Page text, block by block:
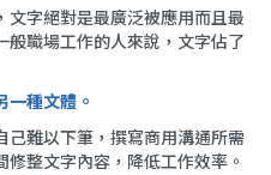
文字絕對是最廣泛被應用而且最
職場工作的人來說，文字佔了
一種文體 。
己難以下筆，撰寫商用溝通所需
整文字內容，降低工作效率。